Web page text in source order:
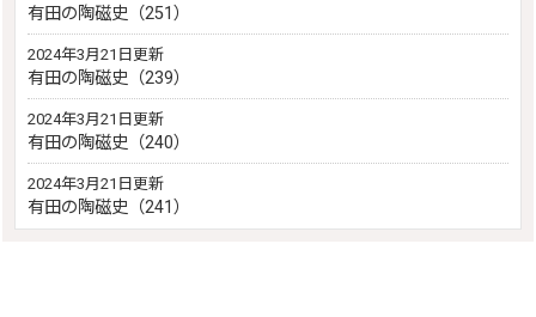
有田の陶磁史（251）
2024年3月21日更新
有田の陶磁史（239）
2024年3月21日更新
有田の陶磁史（240）
2024年3月21日更新
有田の陶磁史（241）